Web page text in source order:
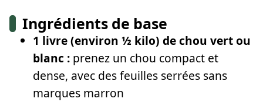
Ingrédients de base
1 livre (environ ½ kilo) de chou vert ou
blanc : prenez un chou compact et
dense, avec des feuilles serrées sans
marques marron